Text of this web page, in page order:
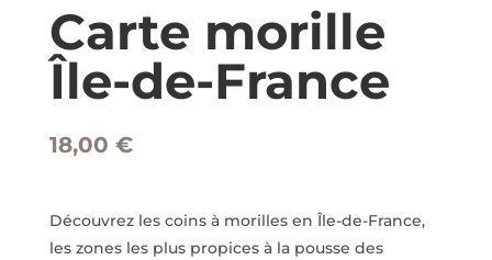
Carte morille
Île-de-France
18,00 €
Découvrez les coins à morilles en Île-de-France,
les zones les plus propices à la pousse des